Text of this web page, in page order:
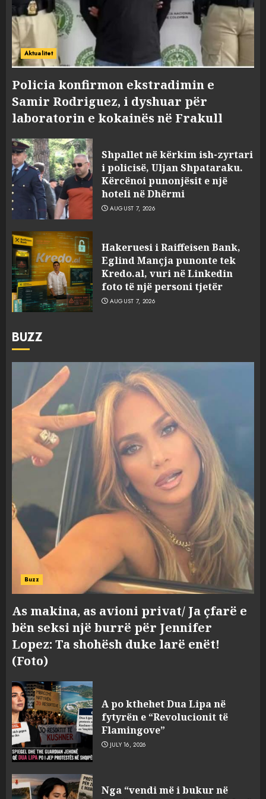
Aktualitet
Policia konfirmon ekstradimin e
Samir Rodriguez, i dyshuar për
laboratorin e kokainës në Frakull
Shpallet në kërkim ish-zyrtari
i policisë, Uljan Shpataraku.
Kërcënoi punonjësit e një
hoteli në Dhërmi
AUGUST 7, 2026
Hakeruesi i Raiffeisen Bank,
Eglind Mançja punonte tek
Kredo.al, vuri në Linkedin
foto të një personi tjetër
AUGUST 7, 2026
BUZZ
Buzz
As makina, as avioni privat/ Ja çfarë e
bën seksi një burrë për Jennifer
Lopez: Ta shohësh duke larë enët!
(Foto)
A po kthehet Dua Lipa në
fytyrën e “Revolucionit të
Flamingove”
JULY 16, 2026
Nga “vendi më i bukur në
Eglind Mançja punonte tek